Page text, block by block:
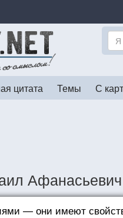
цитата Темы С
Афанасьевич
— они имеют